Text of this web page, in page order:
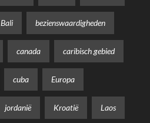
Bali bezienswaardigheden
canada caribisch gebied
cuba Europa
jordanië Kroatië Laos